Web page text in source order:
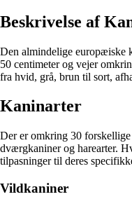
Beskrivelse af
Den almindelige europæiske
50 centimeter og vejer
fra hvid, grå, brun til sort,
Kaninarter
Der er omkring 30
dværgkaniner og harearter.
tilpasninger til deres
Vildkaniner